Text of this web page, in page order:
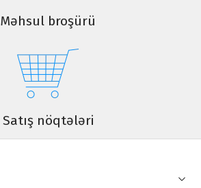
Məhsul broşürü
Satış nöqtələri